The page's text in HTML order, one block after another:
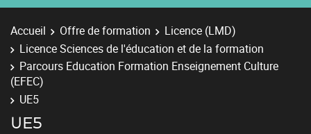
Accueil Offre de formation
Licence (LMD)
Licence Sciences de l'éducation et de la formation
Parcours Education Formation Enseignement Culture
(EFEC)
UE5
UE5